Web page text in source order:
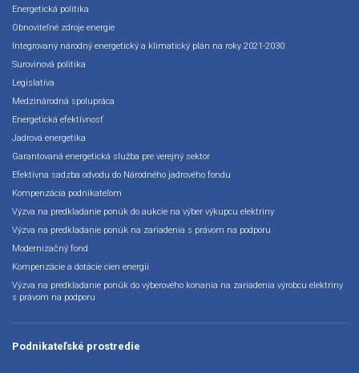
Energetická politika
Obnoviteľné zdroje energie
Integrovaný národný energetický a klimatický plán na roky 2021-2030
Surovinová politika
Legislatíva
Medzinárodná spolupráca
Energetická efektívnosť
Jadrová energetika
Garantovaná energetická služba pre verejný sektor
Efektívna sadzba odvodu do Národného jadrového fondu
Kompenzácia podnikateľom
Výzva na predkladanie ponúk do aukcie na výber výkupcu elektriny
Výzva na predkladanie ponúk na zariadenia s právom na podporu
Modernizačný fond
Kompenzácie a dotácie cien energií
Výzva na predkladanie ponúk do výberového konania na zariadenia výrobcu elektriny
s právom na podporu
Podnikateľské prostredie